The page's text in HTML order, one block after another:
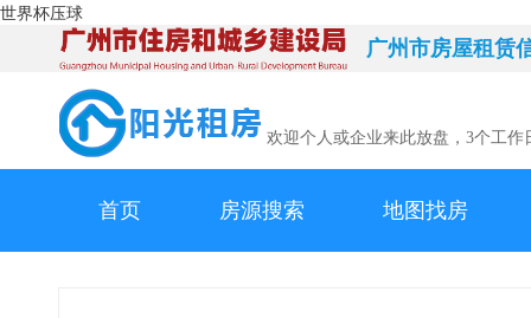
世界杯压球
广州市房屋租赁
欢迎个人或企业来此放盘，3个工作
首页 房源搜索 地图找房